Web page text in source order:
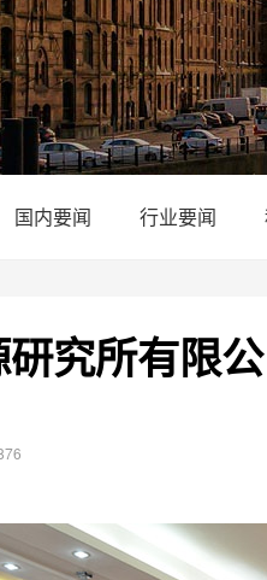
国内要闻 行业要闻
究所有限